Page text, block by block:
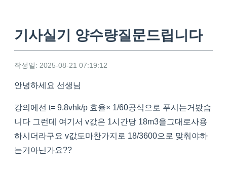
기사실기 양수량질문드립니다
작성일: 2025-08-21 07:19:12
안녕하세요 선생님
강의에선 t= 9.8vhk/p 효율× 1/60공식으로 푸시는거봤습
니다 그런데 여기서 v값은 1시간당 18m3을그대로사용
하시더라구요 v값도마찬가지로 18/3600으로 맞춰야하
는거아닌가요??